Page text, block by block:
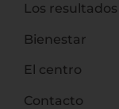
Los resultados
Bienestar
El centro
Contacto